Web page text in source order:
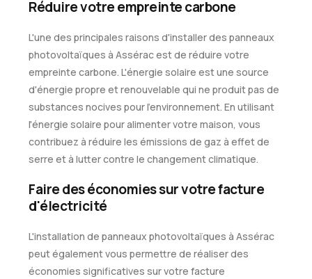
Réduire votre empreinte carbone
L'une des principales raisons d'installer des panneaux
photovoltaïques à Assérac est de réduire votre
empreinte carbone. L'énergie solaire est une source
d'énergie propre et renouvelable qui ne produit pas de
substances nocives pour l'environnement. En utilisant
l'énergie solaire pour alimenter votre maison, vous
contribuez à réduire les émissions de gaz à effet de
serre et à lutter contre le changement climatique.
Faire des économies sur votre facture
d'électricité
L'installation de panneaux photovoltaïques à Assérac
peut également vous permettre de réaliser des
économies significatives sur votre facture